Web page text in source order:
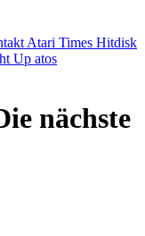
Atari Times Hitdisk
Up atos
nächste